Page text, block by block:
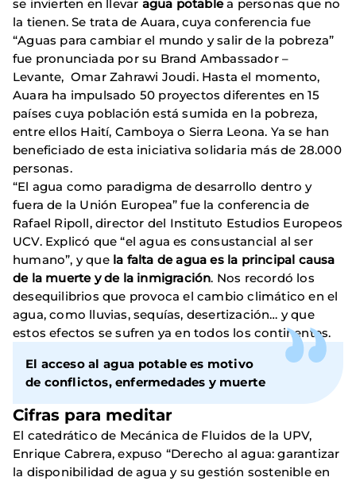
se invierten en llevar agua potablea personas que no
la tienen. Se trata de Auara, cuya conferencia fue
“Aguas para cambiar el mundo y salir de la pobreza”
fue pronunciada por su Brand Ambassador –
Levante, Omar Zahrawi Joudi. Hasta el momento,
Auara ha impulsado 50 proyectos diferentes en 15
países cuya población está sumida en la pobreza,
entre ellos Haití, Camboya o Sierra Leona. Ya se han
beneficiado de esta iniciativa solidaria más de 28.000
personas.
“El agua como paradigma de desarrollo dentro y
fuera de la Unión Europea” fue la conferencia de
Rafael Ripoll, director del Instituto Estudios Europeos
UCV. Explicó que “el agua es consustancial al ser
humano”, y que la falta de agua es la principal causa
de la muerte y de la inmigración. Nos recordó los
desequilibrios que provoca el cambio climático en el
agua, como lluvias, sequías, desertización… y que
estos efectos se sufren ya en todos los continentes.
El acceso al agua potable es motivo
de conflictos, enfermedades y muerte
Cifras para meditar
El catedrático de Mecánica de Fluidos de la UPV,
Enrique Cabrera, expuso “Derecho al agua: garantizar
la disponibilidad de agua y su gestión sostenible en